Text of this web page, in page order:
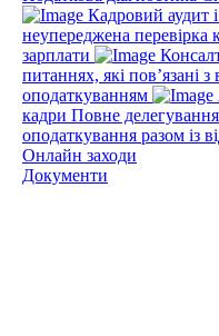
Кадровий аудит
неупереджена перевірка
зарплати
питаннях, які пов’язані
оподаткуванням
кадри Повне делегування
оподаткування разом із
Онлайн заходи
Документи